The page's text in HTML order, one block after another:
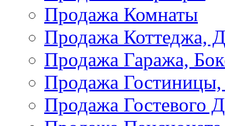
Продажа Комнаты
Продажа Коттеджа,
Продажа Гаража,
Продажа
Продажа Гостевого